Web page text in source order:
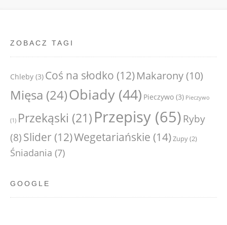
ZOBACZ TAGI
Chleby (3) Coś na słodko (12)Makarony (10)
Mięsa (24)Obiady (44) Pieczywo (3) Pieczywo
(1) Przekąski (21) Przepisy (65) Ryby
(8) Slider (12)Wegetariańskie (14)Zupy(2)
Śniadania (7)
GOOGLE